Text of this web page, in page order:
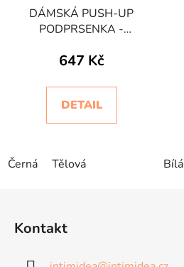
DÁMSKÁ PUSH-UP
PODPRSENKA -
SUPPORT
647 Kč
DETAIL
Černá Tělová Bílá
Kontakt